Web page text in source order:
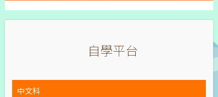
自學平台
中文科